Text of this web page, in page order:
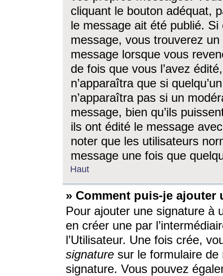
cliquant le bouton adéquat,
le message ait été publié. Si
message, vous trouverez
message lorsque vous
de fois que vous l’avez
n’apparaîtra que si
n’apparaîtra pas si un
message, bien qu’ils
ils ont édité le message
noter que les utilisateurs
message une fois que
Haut
» Comment puis-je ajouter
Pour ajouter une signature à
en créer une par
l’Utilisateur. Une fois crée,
signature sur le formulaire de
signature. Vous pouvez